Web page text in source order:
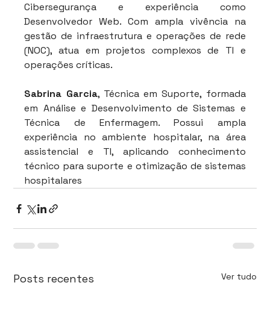
Cibersegurança e experiência como
Desenvolvedor Web. Com ampla vivência na
gestão de infraestrutura e operações de rede
(NOC), atua em projetos complexos de TI e
operações críticas.
Sabrina Garcia, Técnica em Suporte, formada
em Análise e Desenvolvimento de Sistemas e
Técnica de Enfermagem. Possui ampla
experiência no ambiente hospitalar, na área
assistencial e TI, aplicando conhecimento
técnico para suporte e otimização de sistemas
hospitalares
Posts recentes Ver tudo